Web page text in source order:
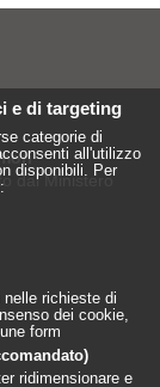
dal Ministero
e di targeting
categorie di
all'utilizzo
disponibili. Per
richieste di
dei cookie,
form
ridimensionare e